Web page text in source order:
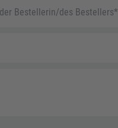
Bestellerin/des Bestellers*